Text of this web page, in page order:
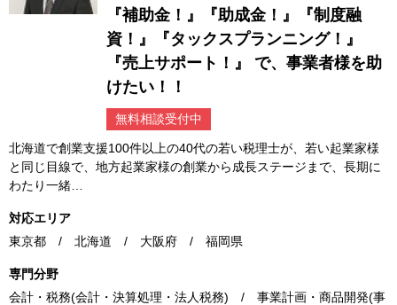
『補助金！』『助成金！』『制度融
資！』『タックスプランニング！』
『売上サポート！』 で、事業者様を助
けたい！！
無料相談受付中
北海道で創業支援100件以上の40代の若い税理士が、若い起業家様
と同じ目線で、地方起業家様の創業から成長ステージまで、長期に
わたり一緒…
対応エリア
東京都 / 北海道 / 大阪府 / 福岡県
専門分野
会計・税務(会計・決算処理・法人税務) / 事業計画・商品開発(事